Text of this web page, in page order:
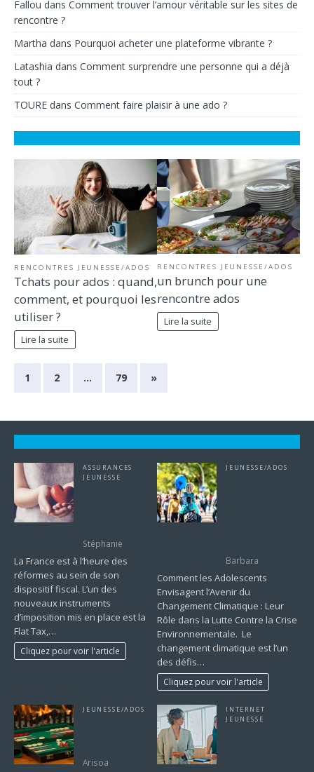
Fallou dans Comment trouver l’amour véritable sur les sites de
rencontre ?
Martha dans Pourquoi acheter une plateforme vibrante ?
Latashia dans Comment surprendre une personne qui a déjà
tout ?
TOURE dans Comment faire plaisir à une ado ?
RENCONTRES JEUNESSE/ADOS
Tchats pour ados : quand,
comment, et pourquoi les
utiliser ?
Lire la suite
RENCONTRES JEUNESSE/ADOS
un brunch pour une
rencontre ados
Lire la suite
1 2 … 79 »
ASSURANCES
JEUNESSE
Stéphanie
La France est à l’heure des
réformes au sein de son
dispositif fiscal. L’un des
nouveaux instruments
d’imposition mis en place est la
Flat Tax,…
Cliquez pour voir l'article
JEUNESSE/ADOS
Barbara
Comment les Adolescents
Envisagent l’Avenir du
Changement Climatique : Leur
Rôle dans la Lutte Contre la Crise
Environnementale. Le
changement climatique est l’un
des défis…
Cliquez pour voir l'article
JEUNESSE/ADOS
Arisoa
INTERNET
JEUNESSE